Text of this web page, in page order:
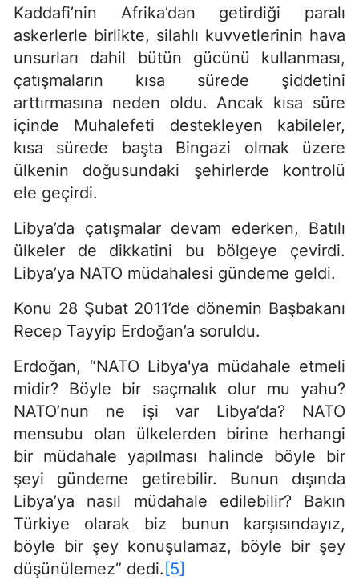
Kaddafi’nin Afrika’dan getirdiği paralı
askerlerle birlikte, silahlı kuvvetlerinin hava
unsurları dahil bütün gücünü kullanması,
çatışmaların kısa sürede şiddetini
arttırmasına neden oldu. Ancak kısa süre
içinde Muhalefeti destekleyen kabileler,
kısa sürede başta Bingazi olmak üzere
ülkenin doğusundaki şehirlerde kontrolü
ele geçirdi.
Libya’da çatışmalar devam ederken, Batılı
ülkeler de dikkatini bu bölgeye çevirdi.
Libya’ya NATO müdahalesi gündeme geldi.
Konu 28 Şubat 2011’de dönemin Başbakanı
Recep Tayyip Erdoğan’a soruldu.
Erdoğan, “NATO Libya'ya müdahale etmeli
midir? Böyle bir saçmalık olur mu yahu?
NATO’nun ne işi var Libya’da? NATO
mensubu olan ülkelerden birine herhangi
bir müdahale yapılması halinde böyle bir
şeyi gündeme getirebilir. Bunun dışında
Libya’ya nasıl müdahale edilebilir? Bakın
Türkiye olarak biz bunun karşısındayız,
böyle bir şey konuşulamaz, böyle bir şey
düşünülemez” dedi. [5]